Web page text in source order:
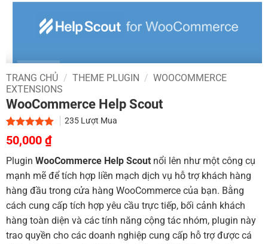
TRANG CHỦ / THEME PLUGIN / WOOCOMMERCE
EXTENSIONS
WooCommerce Help Scout
5.00 trên 5
dựa trên
1
235Lượt Mua
Giá
gốc
là:
800,000 ₫.
50,000 ₫Giá
hiện
tại
là:
50,000 ₫.
Plugin WooCommerce Help Scout nổi lên như một công cụ
mạnh mẽ để tích hợp liền mạch dịch vụ hỗ trợ khách hàng
hàng đầu trong cửa hàng WooCommerce của bạn. Bằng
cách cung cấp tích hợp yêu cầu trực tiếp, bối cảnh khách
hàng toàn diện và các tính năng cộng tác nhóm, plugin này
trao quyền cho các doanh nghiệp cung cấp hỗ trợ được cá